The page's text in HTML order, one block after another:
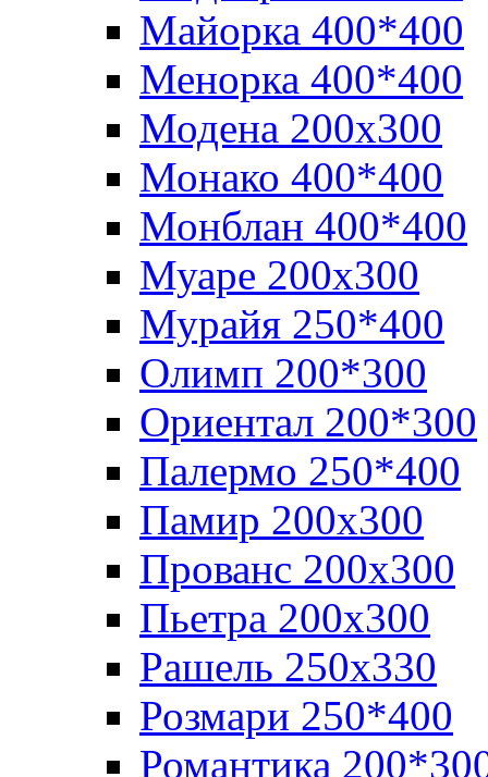
Майорка 400*400
Менорка 400*400
Модена 200х300
Монако 400*400
Монблан 400*400
Муаре 200х300
Мурайя 250*400
Олимп 200*300
Ориентал 200*300
Палермо 250*400
Памир 200х300
Прованс 200х300
Пьетра 200х300
Рашель 250х330
Розмари 250*400
Романтика